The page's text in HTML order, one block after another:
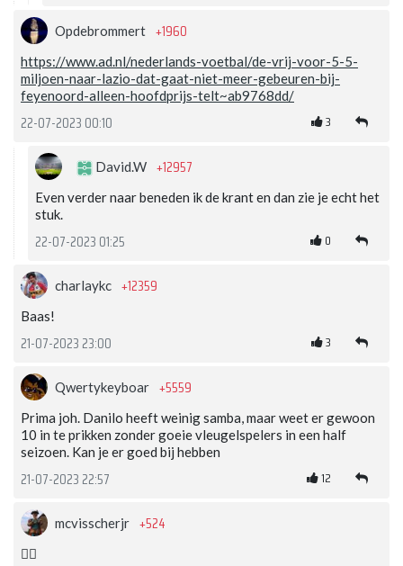
Opdebrommert +1960
https://www.ad.nl/nederlands-voetbal/de-vrij-voor-5-5-
miljoen-naar-lazio-dat-gaat-niet-meer-gebeuren-bij-
feyenoord-alleen-hoofdprijs-telt~ab9768dd/
22-07-2023 00:10 3
David.W +12957
Even verder naar beneden ik de krant en dan zie je echt het
stuk.
22-07-2023 01:25 0
charlaykc +12359
Baas!
21-07-2023 23:00 3
Qwertykeyboar +5559
Prima joh. Danilo heeft weinig samba, maar weet er gewoon
10 in te prikken zonder goeie vleugelspelers in een half
seizoen. Kan je er goed bij hebben
21-07-2023 22:57 12
mcvisscherjr +524
👍🏼